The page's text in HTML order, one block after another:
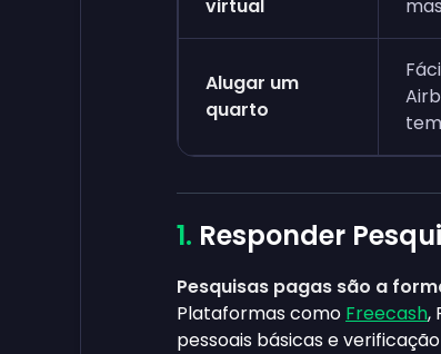
virtual
Alugar um
quarto
Responder
Pesquisas pagas são a
Plataformas como Freecash,
pessoais básicas e